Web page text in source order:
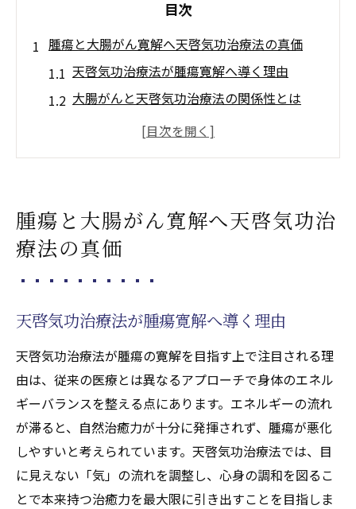
目次
腫瘍と大腸がん寛解へ天啓気功治療法の真価
天啓気功治療法が腫瘍寛解へ導く理由
大腸がんと天啓気功治療法の関係性とは
天啓気功治療法の寛解事例と体験者の声
心身を癒す天啓気功治療法の施術特徴とは
天啓気功治療法施術の流れと特徴解説
気功療法が心身に与える癒しの効果とは
遠隔施術と来院施術の違いと選び方
レビューで語られる施術体験とその実感
天啓気功治療や療法でのクンダリニー活性化に
役立つ気功実践の醍醐味
天啓気功治療や療法で活性化するクンダリ
ニー覚醒と天啓気功治療法の関わり
気功実践で得られる精神的な成長の喜び
腫瘍と大腸がん寛解へ天啓気功治
療法の真価
天啓気功治療法が腫瘍寛解へ導く理由
天啓気功治療法が腫瘍の寛解を目指す上で注目される理
由は、従来の医療とは異なるアプローチで身体のエネル
ギーバランスを整える点にあります。エネルギーの流れ
が滞ると、自然治癒力が十分に発揮されず、腫瘍が悪化
しやすいと考えられています。天啓気功治療法では、目
に見えない「気」の流れを調整し、心身の調和を図るこ
とで本来持つ治癒力を最大限に引き出すことを目指しま